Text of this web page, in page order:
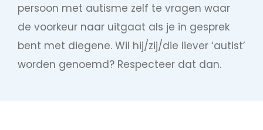
persoon met autisme zelf te vragen waar
de voorkeur naar uitgaat als je in gesprek
bent met diegene. Wil hij/zij/die liever ‘autist’
worden genoemd? Respecteer dat dan.